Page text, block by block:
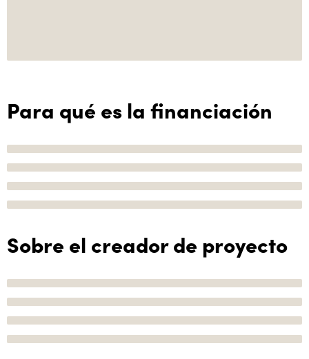
Para qué es la financiación
Sobre el creador de proyecto